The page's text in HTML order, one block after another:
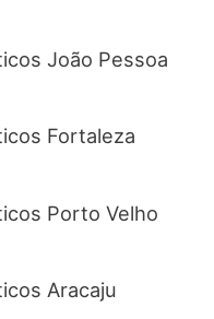
João Pessoa
Fortaleza
Porto Velho
Aracaju